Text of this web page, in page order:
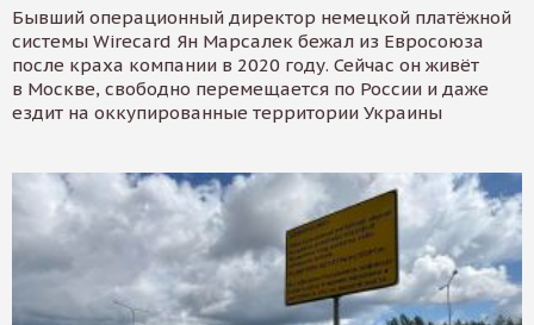
Бывший операционный директор немецкой платёжной
системы Wirecard Ян Марсалек бежал из Евросоюза
после краха компании в 2020 году. Сейчас он живёт
в Москве, свободно перемещается по России и даже
ездит на оккупированные территории Украины